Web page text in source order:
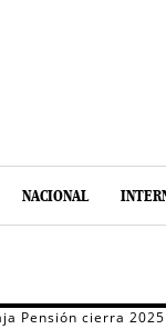
NACIONAL
Pensión cierra